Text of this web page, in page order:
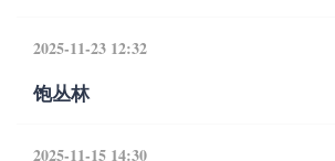
2025-11-23 12:32
饱丛林
2025-11-15 14:30